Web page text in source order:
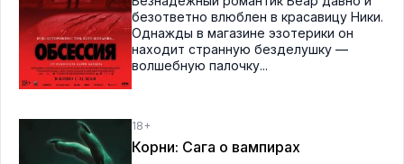
безответно влюблен в красавицу Ники.
Однажды в магазине эзотерики он
находит странную безделушку —
волшебную палочку...
18+
Корни: Сага о вампирах